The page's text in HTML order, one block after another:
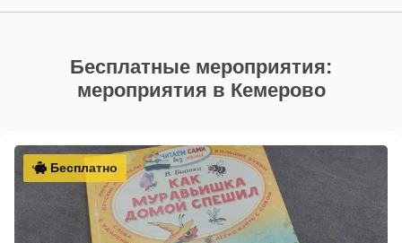
Бесплатные мероприятия:
мероприятия в Кемерово
Бесплатно